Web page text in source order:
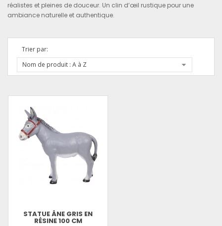
réalistes et pleines de douceur. Un clin d’œil rustique pour une
ambiance naturelle et authentique.
Trier par:
Nom de produit : A à Z
STATUE ÂNE GRIS EN
RÉSINE 100 CM